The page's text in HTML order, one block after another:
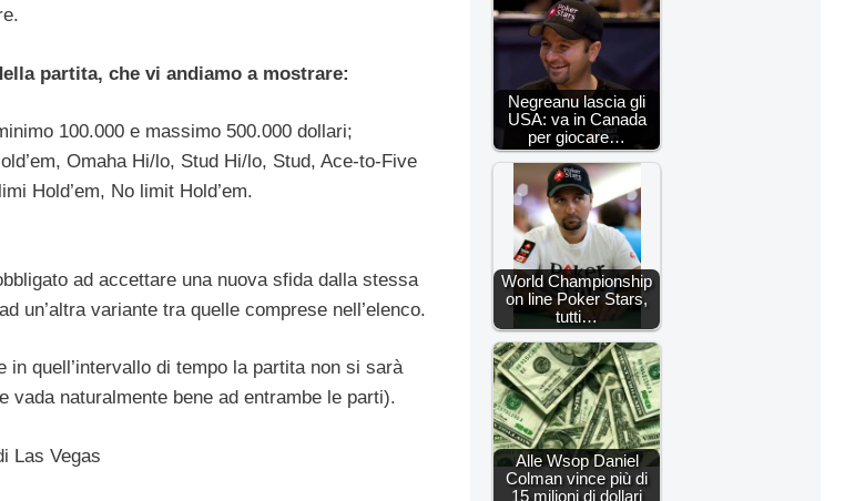
partita, che vi andiamo a mostrare:
100.000 e massimo 500.000 dollari;
Omaha Hi/lo, Stud Hi/lo, Stud, Ace-to-Five
Hold’em, No limit Hold’em.
ad accettare una nuova sfida dalla stessa
un’altra variante tra quelle comprese nell’elenco.
quell’intervallo di tempo la partita non si sarà
naturalmente bene ad entrambe le parti).
Las Vegas
Negreanu lascia gli
USA: va in Canada
per giocare…
World Championship
on line Poker Stars,
tutti…
Alle Wsop Daniel
Colman vince più di
15 milioni di dollari